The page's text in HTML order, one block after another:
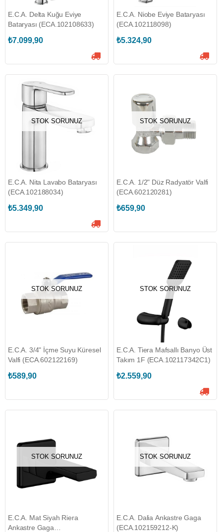
E.C.A. Delta Kuğu Eviye
Bataryası (ECA.102108633)
₺7.099,90
E.C.A. Niobe Eviye Bataryası
(ECA.102118098)
₺5.324,90
STOK SORUNUZ
E.C.A. Nita Lavabo Bataryası
(ECA.102188034)
₺5.349,90
STOK SORUNUZ
E.C.A. 1/2" Düz Radyatör Valfi
(ECA.602120281)
₺659,90
STOK SORUNUZ
E.C.A. 3/4" İçme Suyu Küresel
Valfi (ECA.602122169)
₺589,90
STOK SORUNUZ
E.C.A. Tiera Mafsallı Banyo Üst
Takım 1F (ECA.102117342C1)
₺2.559,90
STOK SORUNUZ
E.C.A. Mat Siyah Riera
Ankastre Gaga
STOK SORUNUZ
E.C.A. Dalia Ankastre Gaga
(ECA.102159212-K)